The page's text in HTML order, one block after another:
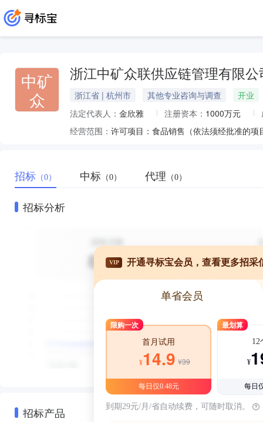
中矿
众
浙江中矿众联供应链管理有限公
浙江省 | 杭州市 其他专业咨询与调查
开业
法定代表人： 金欣雅 注册资本： 1000万元
经营范围：
招标 （0） 中标 （0） 代理 （0）
招标分析
招标产品
VIP 开通寻标宝会员，查看更多招采
单省会员
限购一次
首月试用
¥14.9 ¥39
每日仅0.48元
最划算
12
¥
每日
到期29元/月/省自动续费，可随时取消。